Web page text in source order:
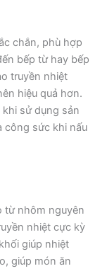
chắn, phù hợp
bếp từ hay bếp
truyền nhiệt
hiệu quả hơn.
sử dụng sản
công sức khi nấu
từ nhôm nguyên
nhiệt cực kỳ
giúp nhiệt
giúp món ăn